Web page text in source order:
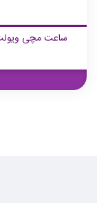
ساعت مچی